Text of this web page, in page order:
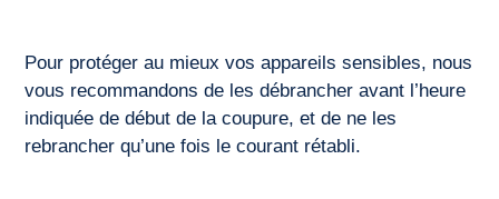
Pour protéger au mieux vos appareils sensibles, nous
vous recommandons de les débrancher avant l’heure
indiquée de début de la coupure, et de ne les
rebrancher qu’une fois le courant rétabli.